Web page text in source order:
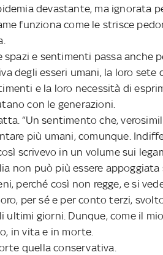
devastante, ma ignorata
funziona come le strisce
spazi e sentimenti passa anche
degli esseri umani, la loro sete
e la loro necessità di
con le generazioni.
“Un sentimento che,
più umani, comunque.
scrivevo in un volume sui
non può più essere
perché così non regge, e si
per sé e per conto terzi,
giorni. Dunque, come il
in vita e in morte.
quella conservativa.